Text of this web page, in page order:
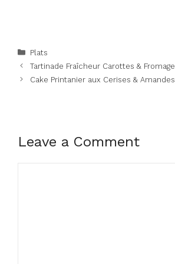
Categories
Plats
Tartinade Fraîcheur Carottes & Fromage
Cake Printanier aux Cerises & Amandes
Leave a Comment